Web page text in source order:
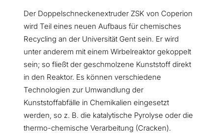
Der Doppelschneckenextruder ZSK von Coperion
wird Teil eines neuen Aufbaus für chemisches
Recycling an der Universität Gent sein. Er wird
unter anderem mit einem Wirbelreaktor gekoppelt
sein; so fließt der geschmolzene Kunststoff direkt
in den Reaktor. Es können verschiedene
Technologien zur Umwandlung der
Kunststoffabfälle in Chemikalien eingesetzt
werden, so z. B. die katalytische Pyrolyse oder die
thermo-chemische Verarbeitung (Cracken).